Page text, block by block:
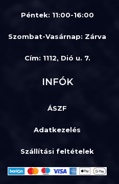
Péntek: 11:00-16:00
Szombat-Vasárnap: Zárva
Cím: 1112, Dió u. 7.
INFÓK
ÁSZF
Adatkezelés
Szállítási feltételek